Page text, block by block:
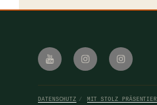
Youtube Instagram
iBelieve
Instagram
Royal
Rangers
115
DATENSCHUTZ MIT STOLZ